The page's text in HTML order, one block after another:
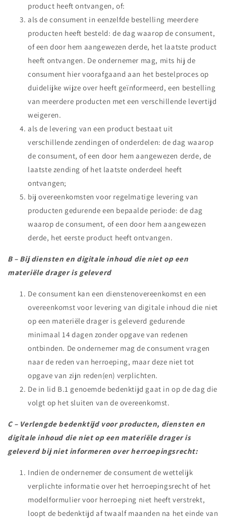
product heeft ontvangen, of:
als de consument in eenzelfde bestelling meerdere
producten heeft besteld: de dag waarop de consument,
of een door hem aangewezen derde, het laatste product
heeft ontvangen. De ondernemer mag, mits hij de
consument hier voorafgaand aan het bestelproces op
duidelijke wijze over heeft geïnformeerd, een bestelling
van meerdere producten met een verschillende levertijd
weigeren.
als de levering van een product bestaat uit
verschillende zendingen of onderdelen: de dag waarop
de consument, of een door hem aangewezen derde, de
laatste zending of het laatste onderdeel heeft
ontvangen;
bij overeenkomsten voor regelmatige levering van
producten gedurende een bepaalde periode: de dag
waarop de consument, of een door hem aangewezen
derde, het eerste product heeft ontvangen.
B – Bij diensten en digitale inhoud die niet op een
materiële drager is geleverd
De consument kan een dienstenovereenkomst en een
overeenkomst voor levering van digitale inhoud die niet
op een materiële drager is geleverd gedurende
minimaal 14 dagen zonder opgave van redenen
ontbinden. De ondernemer mag de consument vragen
naar de reden van herroeping, maar deze niet tot
opgave van zijn reden(en) verplichten.
De in lid B.1 genoemde bedenktijd gaat in op de dag die
volgt op het sluiten van de overeenkomst.
C – Verlengde bedenktijd voor producten, diensten en
digitale inhoud die niet op een materiële drager is
geleverd bij niet informeren over herroepingsrecht:
Indien de ondernemer de consument de wettelijk
verplichte informatie over het herroepingsrecht of het
modelformulier voor herroeping niet heeft verstrekt,
loopt de bedenktijd af twaalf maanden na het einde van